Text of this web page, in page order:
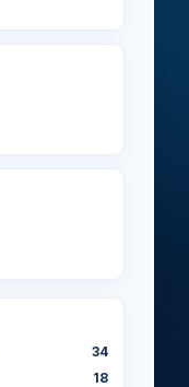
34
18